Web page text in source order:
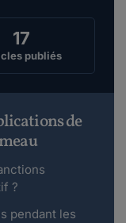
17
publiés
de
?
pendant les